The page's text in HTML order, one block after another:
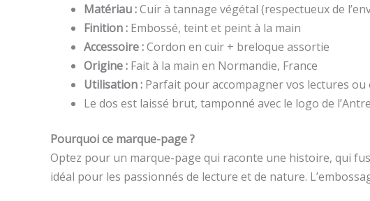
Matériau :Cuir à tannage végétal (respectueux de
Finition : Embossé, teint et peint à la main
Accessoire :Cordon en cuir + breloque assortie
Origine : Fait à la main en Normandie, France
Utilisation : Parfait pour accompagner vos lectures
Le dos est laissé brut, tamponné avec le logo de l’Antre
Pourquoi ce marque-page ?
Optez pour un marque-page qui raconte une histoire, qui
idéal pour les passionnés de lecture et de nature.